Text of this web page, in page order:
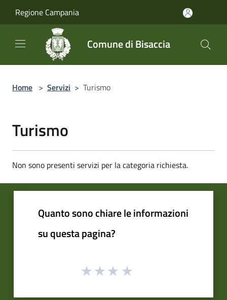
Regione Campania
Comune di Bisaccia
Home > Servizi > Turismo
Turismo
Non sono presenti servizi per la categoria richiesta.
Quanto sono chiare le informazioni
su questa pagina?